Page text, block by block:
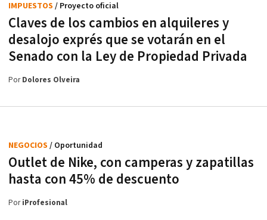
Claves de los cambios en alquileres y
desalojo exprés que se votarán en el
Senado con la Ley de Propiedad Privada
IMPUESTOS / Proyecto oficial
PorDolores Olveira
Outlet de Nike, con camperas y zapatillas
hasta con 45% de descuento
NEGOCIOS / Oportunidad
PoriProfesional